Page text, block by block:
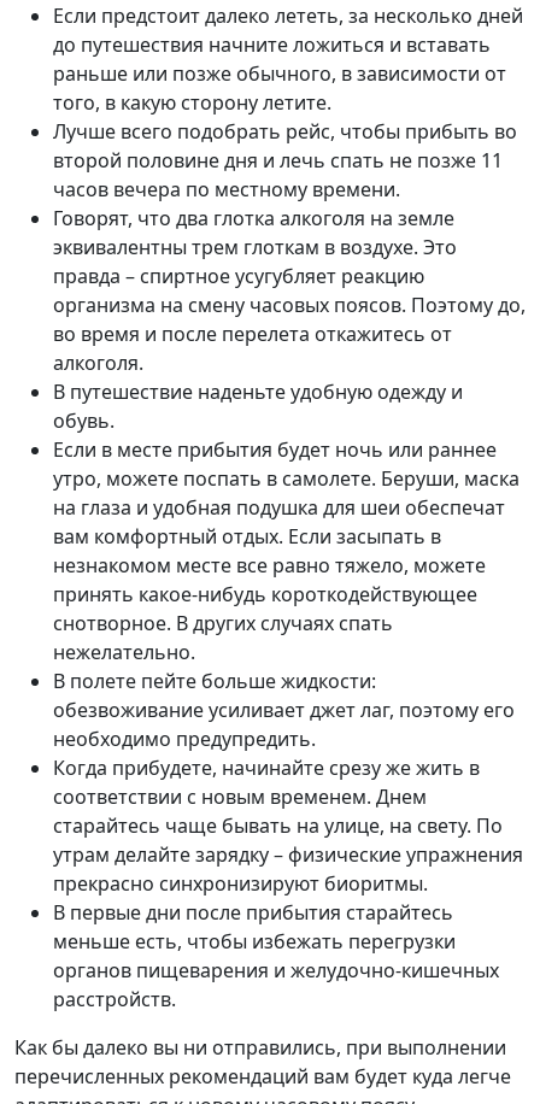
Если предстоит далеко лететь, за несколько дней
до путешествия начните ложиться и вставать
раньше или позже обычного, в зависимости от
того, в какую сторону летите.
Лучше всего подобрать рейс, чтобы прибыть во
второй половине дня и лечь спать не позже 11
часов вечера по местному времени.
Говорят, что два глотка алкоголя на земле
эквивалентны трем глоткам в воздухе. Это
правда – спиртное усугубляет реакцию
организма на смену часовых поясов. Поэтому до,
во время и после перелета откажитесь от
алкоголя.
В путешествие наденьте удобную одежду и
обувь.
Если в месте прибытия будет ночь или раннее
утро, можете поспать в самолете. Беруши, маска
на глаза и удобная подушка для шеи обеспечат
вам комфортный отдых. Если засыпать в
незнакомом месте все равно тяжело, можете
принять какое-нибудь короткодействующее
снотворное. В других случаях спать
нежелательно.
В полете пейте больше жидкости:
обезвоживание усиливает джет лаг, поэтому его
необходимо предупредить.
Когда прибудете, начинайте срезу же жить в
соответствии с новым временем. Днем
старайтесь чаще бывать на улице, на свету. По
утрам делайте зарядку – физические упражнения
прекрасно синхронизируют биоритмы.
В первые дни после прибытия старайтесь
меньше есть, чтобы избежать перегрузки
органов пищеварения и желудочно-кишечных
расстройств.
Как бы далеко вы ни отправились, при выполнении
перечисленных рекомендаций вам будет куда легче